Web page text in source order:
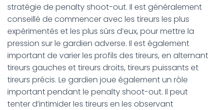
stratégie de penalty shoot-out. Il est généralement
conseillé de commencer avec les tireurs les plus
expérimentés et les plus sûrs d’eux, pour mettre la
pression sur le gardien adverse. Il est également
important de varier les profils des tireurs, en alternant
tireurs gauches et tireurs droits, tireurs puissants et
tireurs précis. Le gardien joue également un rôle
important pendant le penalty shoot-out. Il peut
tenter d’intimider les tireurs en les observant